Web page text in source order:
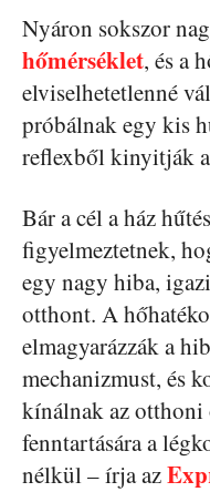
Nyáron sokszor
hőmérséklet, és a
elviselhetetlenné
próbálnak egy kis
reflexből kinyitják
Bár a cél a ház
figyelmeztetnek,
egy nagy hiba,
otthont. A
elmagyarázzák a
mechanizmust, és
kínálnak az
fenntartására a
nélkül – írja az